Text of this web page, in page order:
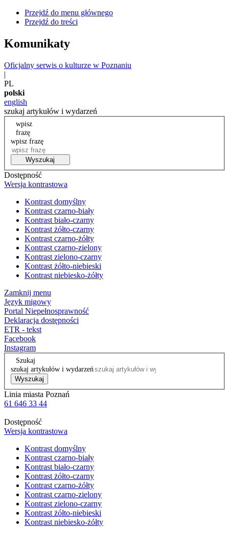
Przejdź do menu głównego
Przejdź do treści
Komunikaty
Oficjalny serwis o kulturze w Poznaniu
|
PL
polski
english
szukaj artykułów i wydarzeń
wpisz
frazę
wpisz frazę
Wyszukaj
Dostępność
Wersja kontrastowa
Kontrast domyślny
Kontrast czarno-biały
Kontrast biało-czarny
Kontrast żółto-czarny
Kontrast czarno-żółty
Kontrast czarno-zielony
Kontrast zielono-czarny
Kontrast żółto-niebieski
Kontrast niebiesko-żółty
Zamknij menu
Język migowy
Portal Niepełnosprawność
Deklaracja dostępności
ETR - tekst
Facebook
Instagram
Szukaj
szukaj artykułów i wydarzeń
Wyszukaj
Linia miasta Poznań
61 646 33 44
Dostępność
Wersja kontrastowa
Kontrast domyślny
Kontrast czarno-biały
Kontrast biało-czarny
Kontrast żółto-czarny
Kontrast czarno-żółty
Kontrast czarno-zielony
Kontrast zielono-czarny
Kontrast żółto-niebieski
Kontrast niebiesko-żółty